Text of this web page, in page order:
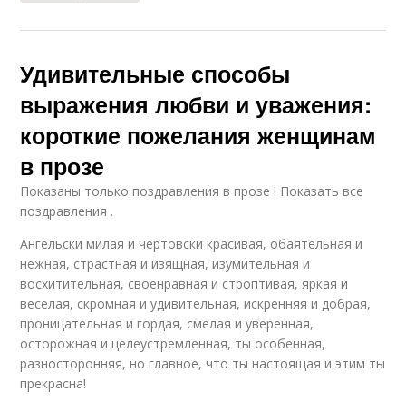
Удивительные способы
выражения любви и уважения:
короткие пожелания женщинам
в прозе
Показаны только поздравления в прозе ! Показать все
поздравления .
Ангельски милая и чертовски красивая, обаятельная и
нежная, страстная и изящная, изумительная и
восхитительная, своенравная и строптивая, яркая и
веселая, скромная и удивительная, искренняя и добрая,
проницательная и гордая, смелая и уверенная,
осторожная и целеустремленная, ты особенная,
разносторонняя, но главное, что ты настоящая и этим ты
прекрасна!